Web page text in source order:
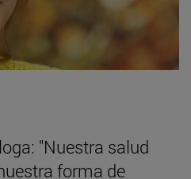
"Nuestra salud
forma de